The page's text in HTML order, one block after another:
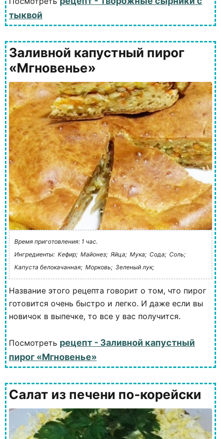
тыквой
Заливной капустный пирог
«Мгновенье»
Время приготовления: 1 час.
Ингредиенты: Кефир; Майонез; Яйца; Мука; Сода; Соль;
Капуста белокачанная; Морковь; Зеленый лук;
Название этого рецепта говорит о том, что пирог
готовится очень быстро и легко. И даже если вы
новичок в выпечке, то все у вас получится.
Посмотреть рецепт - Заливной капустный
пирог «Мгновенье»
Салат из печени по-корейски